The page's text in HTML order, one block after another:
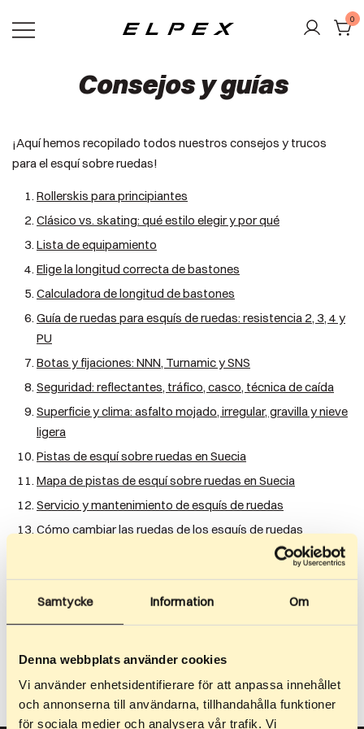
Samtycke Information Om
Denna webbplats använder cookies
Vi använder enhetsidentifierare för att anpassa innehållet
och annonserna till användarna, tillhandahålla funktioner
för sociala medier och analysera vår trafik. Vi
0
Consejos y guías
¡Aquí hemos recopilado todos nuestros consejos y trucos
para el esquí sobre ruedas!
Rollerskis para principiantes
Clásico vs. skating: qué estilo elegir y por qué
Lista de equipamiento
Elige la longitud correcta de bastones
Calculadora de longitud de bastones
Guía de ruedas para esquís de ruedas: resistencia 2, 3, 4 y
PU
Botas y fijaciones: NNN, Turnamic y SNS
Seguridad: reflectantes, tráfico, casco, técnica de caída
Superficie y clima: asfalto mojado, irregular, gravilla y nieve
ligera
Pistas de esquí sobre ruedas en Suecia
Mapa de pistas de esquí sobre ruedas en Suecia
Servicio y mantenimiento de esquís de ruedas
Cómo cambiar las ruedas de los esquís de ruedas
Cómo afilar las puntas de los bastones para un agarre
Errores comunes al practicar esquí de fondo sobre ruedas
¿Cómo frenar con esquís de ruedas? Cinco técnicas que